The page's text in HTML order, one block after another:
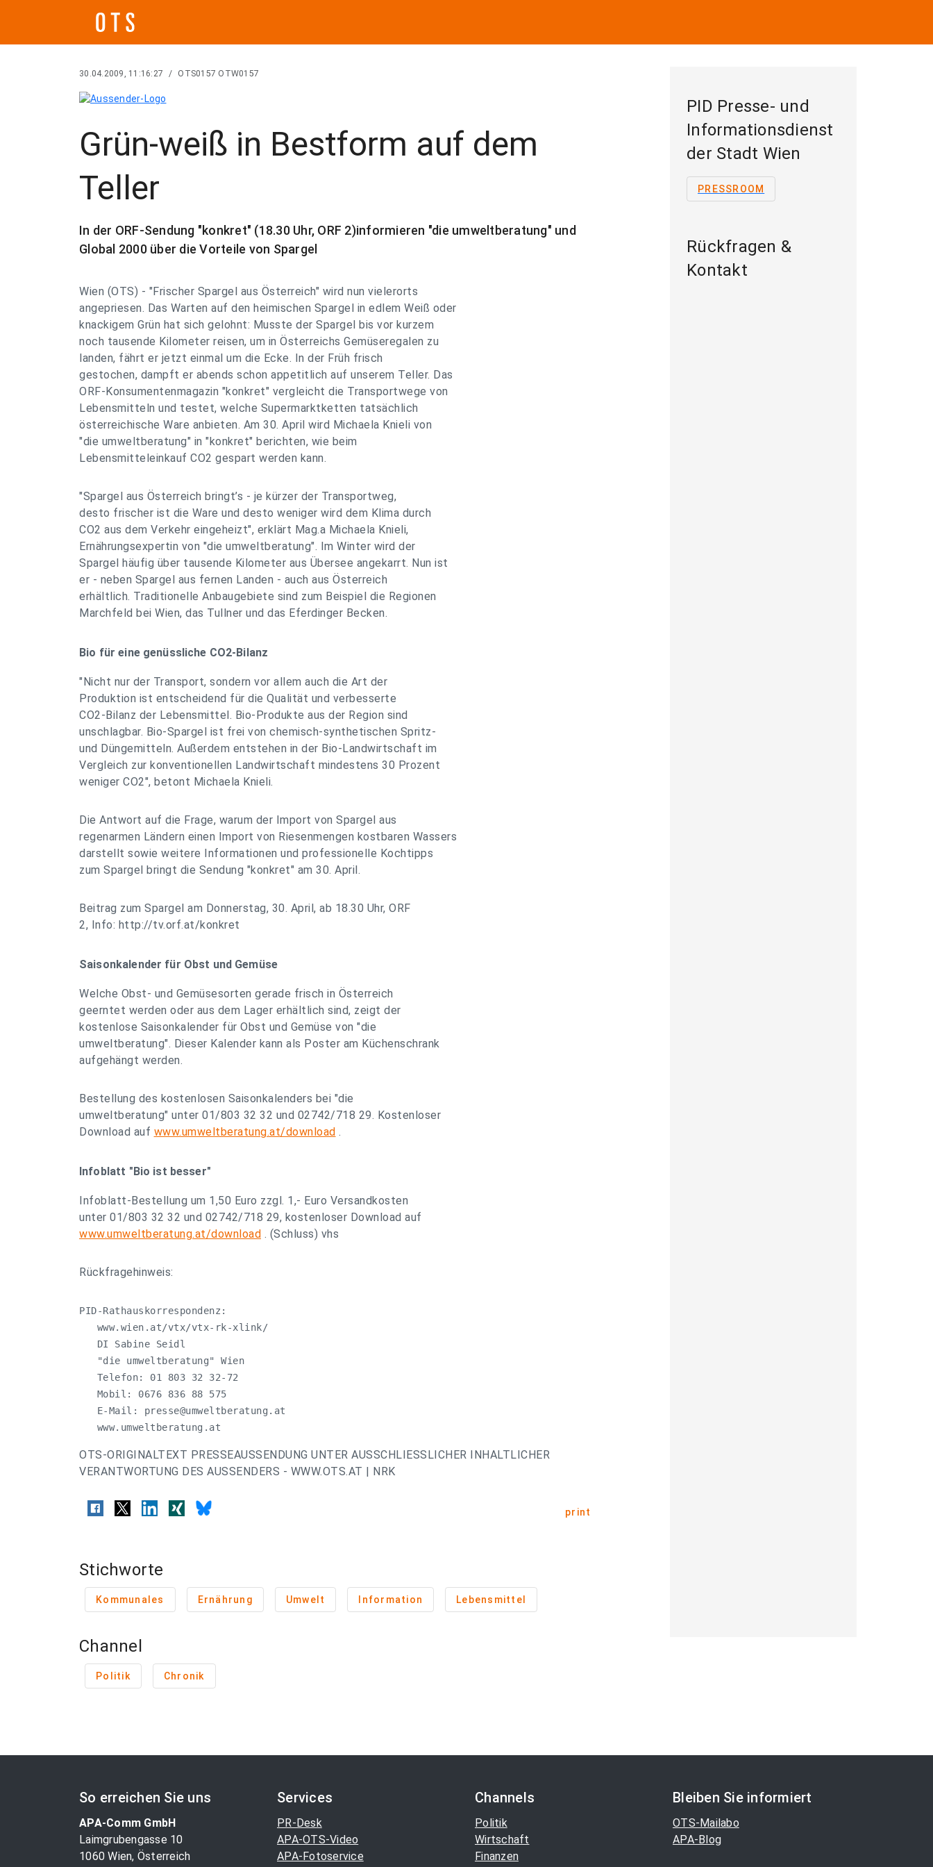
30.04.2009, 11:16:27 / OTS0157 OTW0157
Grün-weiß in Bestform auf dem
Teller
In der ORF-Sendung "konkret" (18.30 Uhr, ORF 2)informieren "die umweltberatung" und
Global 2000 über die Vorteile von Spargel
Wien (OTS) - "Frischer Spargel aus Österreich" wird nun vielerorts
angepriesen. Das Warten auf den heimischen Spargel in edlem Weiß oder
knackigem Grün hat sich gelohnt: Musste der Spargel bis vor kurzem
noch tausende Kilometer reisen, um in Österreichs Gemüseregalen zu
landen, fährt er jetzt einmal um die Ecke. In der Früh frisch
gestochen, dampft er abends schon appetitlich auf unserem Teller. Das
ORF-Konsumentenmagazin "konkret" vergleicht die Transportwege von
Lebensmitteln und testet, welche Supermarktketten tatsächlich
österreichische Ware anbieten. Am 30. April wird Michaela Knieli von
"die umweltberatung" in "konkret" berichten, wie beim
Lebensmitteleinkauf CO2 gespart werden kann.
"Spargel aus Österreich bringt’s - je kürzer der Transportweg,
desto frischer ist die Ware und desto weniger wird dem Klima durch
CO2 aus dem Verkehr eingeheizt", erklärt Mag.a Michaela Knieli,
Ernährungsexpertin von "die umweltberatung". Im Winter wird der
Spargel häufig über tausende Kilometer aus Übersee angekarrt. Nun ist
er - neben Spargel aus fernen Landen - auch aus Österreich
erhältlich. Traditionelle Anbaugebiete sind zum Beispiel die Regionen
Marchfeld bei Wien, das Tullner und das Eferdinger Becken.
Bio für eine genüssliche CO2-Bilanz
"Nicht nur der Transport, sondern vor allem auch die Art der
Produktion ist entscheidend für die Qualität und verbesserte
CO2-Bilanz der Lebensmittel. Bio-Produkte aus der Region sind
unschlagbar. Bio-Spargel ist frei von chemisch-synthetischen Spritz-
und Düngemitteln. Außerdem entstehen in der Bio-Landwirtschaft im
Vergleich zur konventionellen Landwirtschaft mindestens 30 Prozent
weniger CO2", betont Michaela Knieli.
Die Antwort auf die Frage, warum der Import von Spargel aus
regenarmen Ländern einen Import von Riesenmengen kostbaren Wassers
darstellt sowie weitere Informationen und professionelle Kochtipps
zum Spargel bringt die Sendung "konkret" am 30. April.
Beitrag zum Spargel am Donnerstag, 30. April, ab 18.30 Uhr, ORF
2, Info: http://tv.orf.at/konkret
Saisonkalender für Obst und Gemüse
Welche Obst- und Gemüsesorten gerade frisch in Österreich
geerntet werden oder aus dem Lager erhältlich sind, zeigt der
kostenlose Saisonkalender für Obst und Gemüse von "die
umweltberatung". Dieser Kalender kann als Poster am Küchenschrank
aufgehängt werden.
Bestellung des kostenlosen Saisonkalenders bei "die
umweltberatung" unter 01/803 32 32 und 02742/718 29. Kostenloser
Download auf www.umweltberatung.at/download .
Infoblatt "Bio ist besser"
Infoblatt-Bestellung um 1,50 Euro zzgl. 1,- Euro Versandkosten
unter 01/803 32 32 und 02742/718 29, kostenloser Download auf
www.umweltberatung.at/download . (Schluss) vhs
Rückfragehinweis:
PID-Rathauskorrespondenz:
   www.wien.at/vtx/vtx-rk-xlink/
   DI Sabine Seidl
   "die umweltberatung" Wien
   Telefon: 01 803 32 32-72
   Mobil: 0676 836 88 575
   E-Mail:
presse@umweltberatung.at
   www.umweltberatung.at
OTS-ORIGINALTEXT PRESSEAUSSENDUNG UNTER AUSSCHLIESSLICHER INHALTLICHER
VERANTWORTUNG DES AUSSENDERS - WWW.OTS.AT | NRK
print
Stichworte
Kommunales Ernährung Umwelt Information Lebensmittel
Channel
Politik Chronik
PID Presse- und
Informationsdienst
der Stadt Wien
PRESSROOM
Rückfragen &
Kontakt
So erreichen Sie uns
APA-Comm GmbH
Laimgrubengasse 10
1060 Wien, Österreich
Services
PR-Desk
APA-OTS-Video
APA-Fotoservice
Channels
Politik
Wirtschaft
Finanzen
Bleiben Sie informiert
OTS-Mailabo
APA-Blog